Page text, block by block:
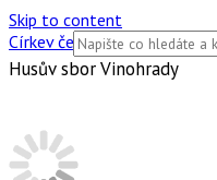
Skip to content
Církev československá
Husův sbor Vinohrady